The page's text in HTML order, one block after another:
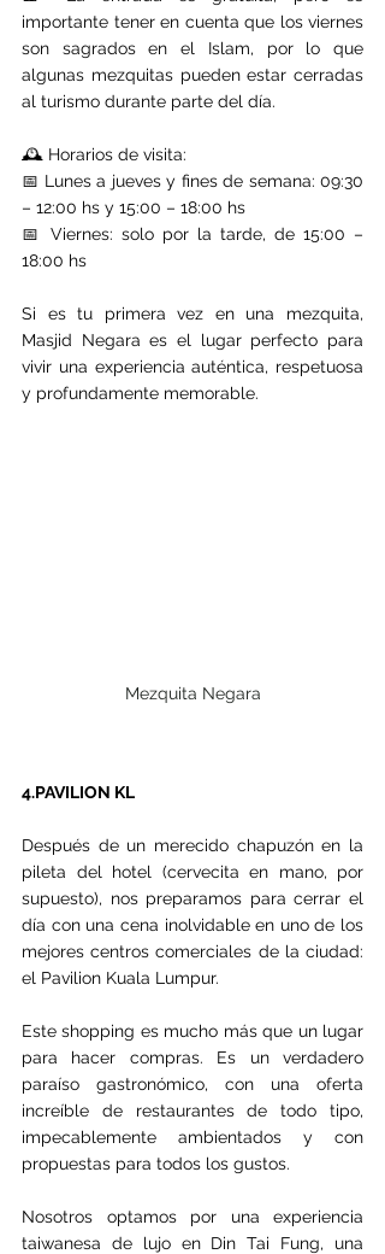
importante tener en cuenta que los viernes
son sagrados en el Islam, por lo que
algunas mezquitas pueden estar cerradas
al turismo durante parte del día.
🕰️ Horarios de visita:
📅 Lunes a jueves y fines de semana: 09:30
– 12:00 hs y 15:00 – 18:00 hs
📅 Viernes: solo por la tarde, de 15:00 –
18:00 hs
Si es tu primera vez en una mezquita,
Masjid Negara es el lugar perfecto para
vivir una experiencia auténtica, respetuosa
y profundamente memorable.
Mezquita Negara
4.PAVILION KL
Después de un merecido chapuzón en la
pileta del hotel (cervecita en mano, por
supuesto), nos preparamos para cerrar el
día con una cena inolvidable en uno de los
mejores centros comerciales de la ciudad:
el Pavilion Kuala Lumpur.
Este shopping es mucho más que un lugar
para hacer compras. Es un verdadero
paraíso gastronómico, con una oferta
increíble de restaurantes de todo tipo,
impecablemente ambientados y con
propuestas para todos los gustos.
Nosotros optamos por una experiencia
taiwanesa de lujo en Din Tai Fung, una